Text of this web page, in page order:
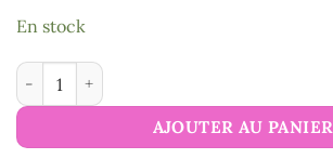
En stock
quantité de Protect'tissu
AJOUTER AU PANIER